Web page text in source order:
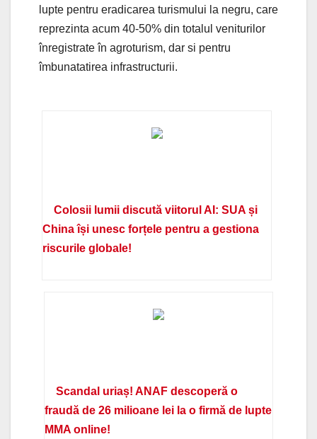
lupte pentru eradicarea turismului la negru, care
reprezinta acum 40-50% din totalul veniturilor
înregistrate în agroturism, dar si pentru
îmbunatatirea infrastructurii.
Colosii lumii discută viitorul AI: SUA și
China își unesc forțele pentru a gestiona
riscurile globale!
Scandal uriaș! ANAF descoperă o
fraudă de 26 milioane lei la o firmă de lupte
MMA online!